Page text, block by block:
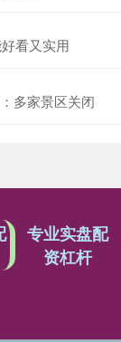
看又实用
多家景区关闭
专业实盘配
资杠杆